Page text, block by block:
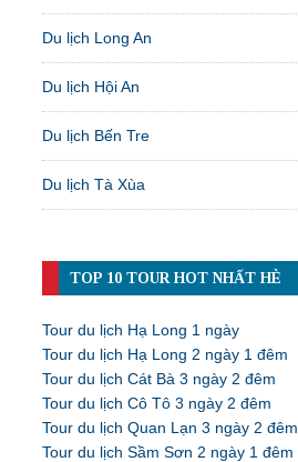
Du lịch Long An
Du lịch Hội An
Du lịch Bến Tre
Du lịch Tà Xùa
TOP 10 TOUR HOT NHẤT HÈ
Tour du lịch Hạ Long 1 ngày
Tour du lịch Hạ Long 2 ngày 1 đêm
Tour du lịch Cát Bà 3 ngày 2 đêm
Tour du lịch Cô Tô 3 ngày 2 đêm
Tour du lịch Quan Lạn 3 ngày 2 đêm
Tour du lịch Sầm Sơn 2 ngày 1 đêm